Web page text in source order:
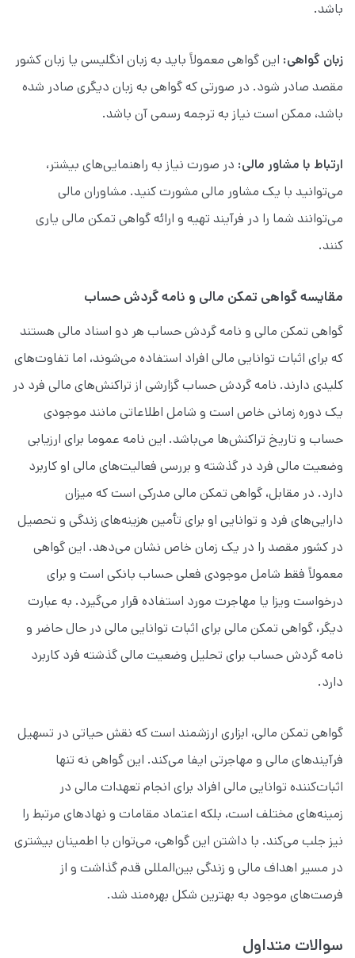
باشد.
زبان گواهی: این گواهی معمولاً باید به زبان انگلیسی یا زبان کشور
مقصد صادر شود. در صورتی که گواهی به زبان دیگری صادر شده
باشد، ممکن است نیاز به ترجمه رسمی آن باشد.
ارتباط با مشاور مالی: در صورت نیاز به راهنمایی‌های بیشتر،
می‌توانید با یک مشاور مالی مشورت کنید. مشاوران مالی
می‌توانند شما را در فرآیند تهیه و ارائه گواهی تمکن مالی یاری
کنند.
مقایسه گواهی تمکن مالی و نامه گردش حساب
گواهی تمکن مالی و نامه گردش حساب هر دو اسناد مالی هستند
که برای اثبات توانایی مالی افراد استفاده می‌شوند، اما تفاوت‌های
کلیدی دارند. نامه گردش حساب گزارشی از تراکنش‌های مالی فرد در
یک دوره زمانی خاص است و شامل اطلاعاتی مانند موجودی
حساب و تاریخ تراکنش‌ها می‌باشد. این نامه عموما برای ارزیابی
وضعیت مالی فرد در گذشته و بررسی فعالیت‌های مالی او کاربرد
دارد. در مقابل، گواهی تمکن مالی مدرکی است که میزان
دارایی‌های فرد و توانایی او برای تأمین هزینه‌های زندگی و تحصیل
در کشور مقصد را در یک زمان خاص نشان می‌دهد. این گواهی
معمولاً فقط شامل موجودی فعلی حساب بانکی است و برای
درخواست ویزا یا مهاجرت مورد استفاده قرار می‌گیرد. به عبارت
دیگر، گواهی تمکن مالی برای اثبات توانایی مالی در حال حاضر و
نامه گردش حساب برای تحلیل وضعیت مالی گذشته فرد کاربرد
دارد.
گواهی تمکن مالی، ابزاری ارزشمند است که نقش حیاتی در تسهیل
فرآیندهای مالی و مهاجرتی ایفا می‌کند. این گواهی نه تنها
اثبات‌کننده توانایی مالی افراد برای انجام تعهدات مالی در
زمینه‌های مختلف است، بلکه اعتماد مقامات و نهادهای مرتبط را
نیز جلب می‌کند. با داشتن این گواهی، می‌توان با اطمینان بیشتری
در مسیر اهداف مالی و زندگی بین‌المللی قدم گذاشت و از
فرصت‌های موجود به بهترین شکل بهره‌مند شد.
سوالات متداول